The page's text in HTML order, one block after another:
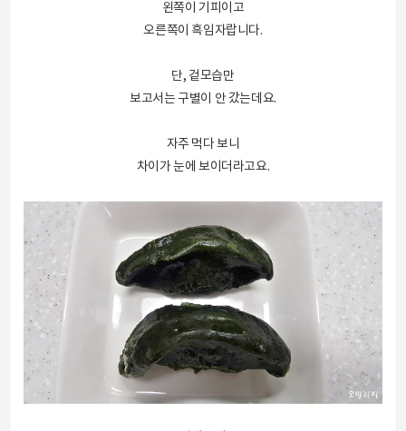
왼쪽이 기피이고
오른쪽이 흑임자랍니다.
단, 겉모습만
보고서는 구별이 안 갔는데요.
자주 먹다 보니
차이가 눈에 보이더라고요.